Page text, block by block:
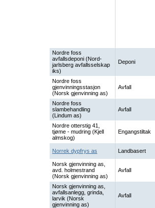
Nordre foss
avfallsdeponi (Nord-
jarlsberg avfallsselskap
iks)
Deponi
Nordre foss
gjenvinningsstasjon
(Norsk gjenvinning as)
Avfall
Nordre foss
slambehandling
(Lindum as)
Avfall
Nordre otterstig 41,
tjøme - mudring (Kjell
almskog)
Engangstiltak
Norrek dypfrys as Landbasert
Norsk gjenvinning as,
avd. holmestrand
(Norsk gjenvinning as)
Avfall
Norsk gjenvinning as,
avfallsanlegg, grinda,
larvik (Norsk
gjenvinning as)
Avfall